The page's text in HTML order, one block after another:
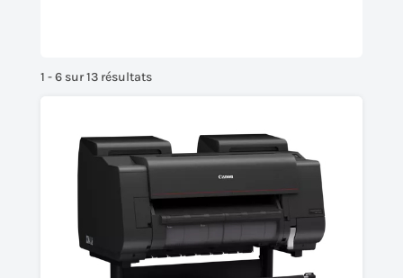
1 - 6 sur 13 résultats